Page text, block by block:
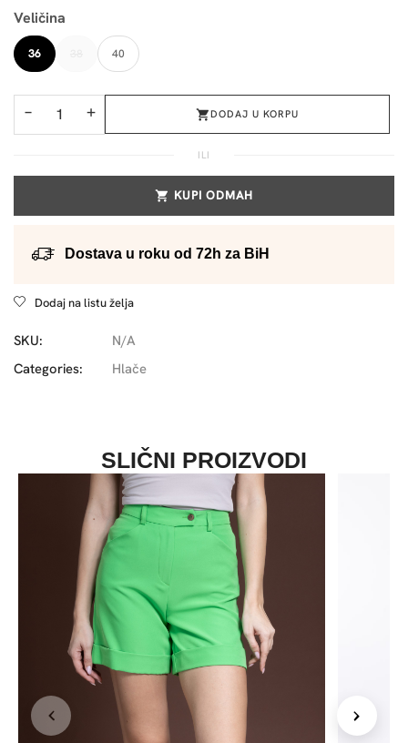
Veličina
36 40
− + DODAJ U KORPU
ILI
KUPI ODMAH
Dostava u roku od 72h za BiH
Dodaj na listu želja
SKU:
N/A
Categories:
Hlače
SLIČNI PROIZVODI